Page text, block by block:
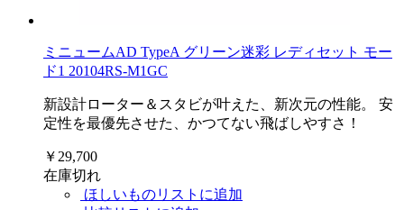
ミニュームAD TypeA グリーン迷彩 レディセット モー
ド1 20104RS-M1GC
新設計ローター＆スタビが叶えた、新次元の性能。 安
定性を最優先させた、かつてない飛ばしやすさ！
￥29,700
在庫切れ
ほしいものリストに追加